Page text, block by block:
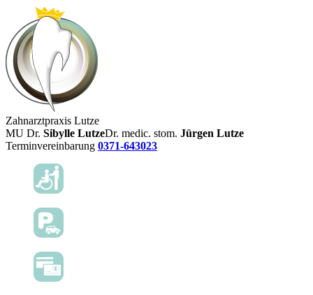
Zahnarztpraxis Lutze
MU Dr. Sibylle LutzeDr. medic. stom. Jürgen Lutze
Terminvereinbarung 0371-643023